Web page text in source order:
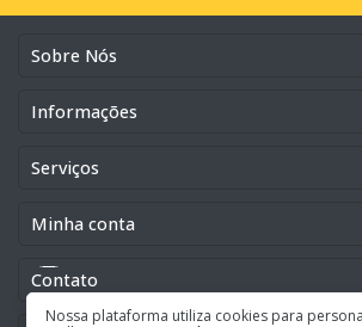
Nossa plataforma utiliza cookies para
Sobre Nós
Informações
Serviços
Minha conta
Contato